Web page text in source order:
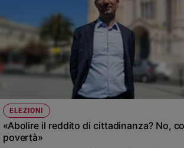
giustizia
Interviste
Papa
Papa
Chiesa
ELEZIONI
«Abolire il reddito di cittadinanza? No,
povertà»